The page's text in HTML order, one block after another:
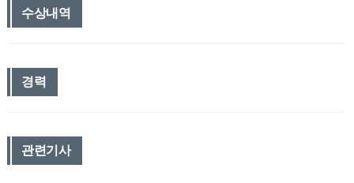
수상내역
경력
관련기사